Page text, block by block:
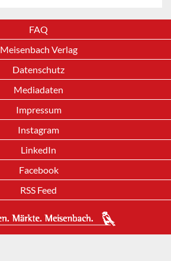
FAQ
Meisenbach Verlag
Datenschutz
Mediadaten
Impressum
Instagram
LinkedIn
Facebook
RSS Feed